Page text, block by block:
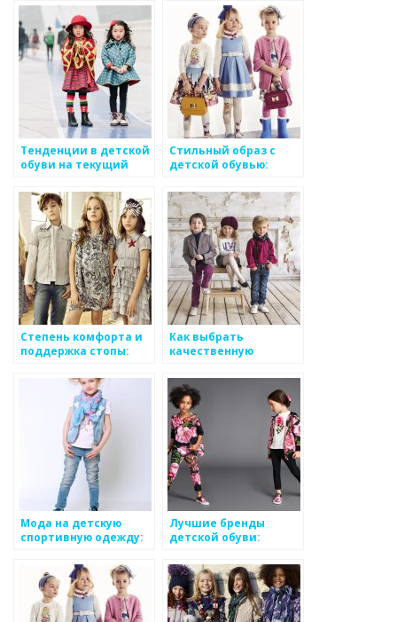
дизайны
Тенденции в детской
обуви на текущий
Стильный образ с
детской обувью:
сочетания цветов
Степень комфорта и
поддержка стопы:
детской обуви
Как выбрать
качественную
советы родителям
Мода на детскую
спортивную одежду:
Лучшие бренды
детской обуви:
качеству и стилю